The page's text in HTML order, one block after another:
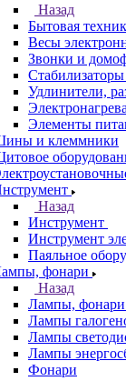
Назад
Бытовая
Весы
Звонки и
Удлинители,
Элементы
и клеммники
Назад
Инструмент
Инструмент
Паяльное
фонари
Назад
Лампы, фонари
Лампы
Лампы
Лампы
Фонари